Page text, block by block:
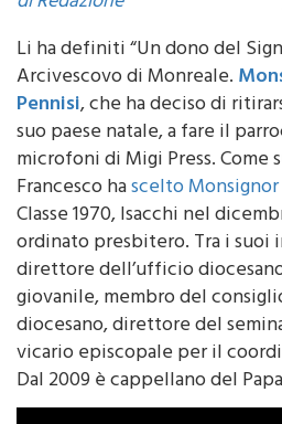
Li ha definiti “Un dono del
Arcivescovo di Monreale.
Pennisi, che ha deciso di
suo paese natale, a fare il
microfoni di Migi Press. Come
Francesco hascelto
Classe 1970, Isacchi nel
ordinato presbitero. Tra i suoi
direttore dell’ufficio
giovanile, membro del
diocesano, direttore del
vicario episcopale per il
Dal 2009 è cappellano del